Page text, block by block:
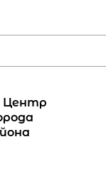
Центр